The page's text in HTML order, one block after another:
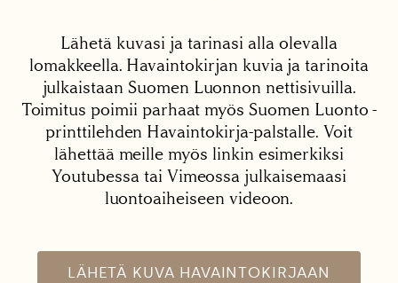
Lähetä kuvasi ja tarinasi alla olevalla
lomakkeella. Havaintokirjan kuvia ja tarinoita
julkaistaan Suomen Luonnon nettisivuilla.
Toimitus poimii parhaat myös Suomen Luonto -
printtilehden Havaintokirja-palstalle. Voit
lähettää meille myös linkin esimerkiksi
Youtubessa tai Vimeossa julkaisemaasi
luontoaiheiseen videoon.
LÄHETÄ KUVA HAVAINTOKIRJAAN